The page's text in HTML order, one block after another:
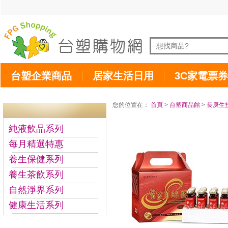
台塑企業商品 居家生活日用 3C家電票券
純液飲品系列
每月精選特惠
養生保健系列
養生茶飲系列
自然淨界系列
健康生活系列
您的位置在： 首頁 > 台塑商品館 > 長庚生